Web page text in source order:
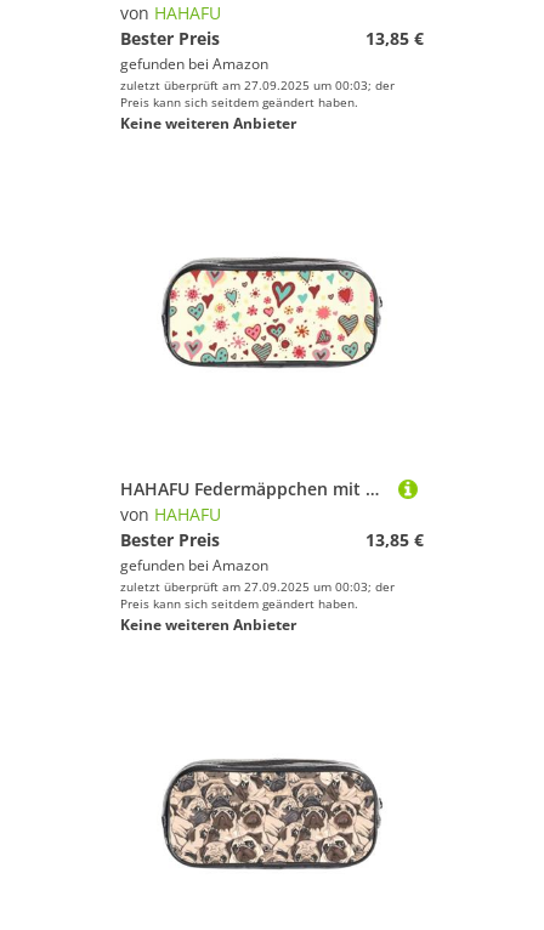
von HAHAFU
Bester Preis
13,85 €
gefunden bei Amazon
zuletzt überprüft am 27.09.2025 um 00:03; der
Preis kann sich seitdem geändert haben.
Keine weiteren Anbieter
HAHAFU Federmäppchen mit buntem Herzmuster, transparentes PVC-Federmäppchen, transparente Make-up-Tasche für Schule, Büro, Reisen, Fitnessstudio, Zubehör (komplett bedruckte Vorderseite)
von HAHAFU
Bester Preis
13,85 €
gefunden bei Amazon
zuletzt überprüft am 27.09.2025 um 00:03; der
Preis kann sich seitdem geändert haben.
Keine weiteren Anbieter